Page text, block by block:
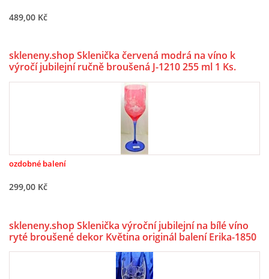
489,00 Kč
skleneny.shop Sklenička červená modrá na víno k
výročí jubilejní ručně broušená J-1210 255 ml 1 Ks.
ozdobné balení
299,00 Kč
skleneny.shop Sklenička výroční jubilejní na bílé víno
ryté broušené dekor Květina originál balení Erika-1850
260 ml 1 Ks.